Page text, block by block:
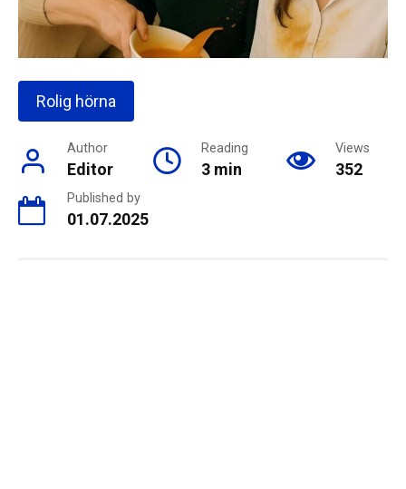
Rolig hörna
Author
Editor
Reading
3 min
Views
352
Published by
01.07.2025